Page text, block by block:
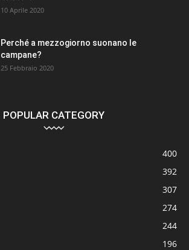
10 Aprile 2020
Perché a mezzogiorno suonano le
campane?
25 Febbraio 2020
POPULAR CATEGORY
400
392
307
274
244
196